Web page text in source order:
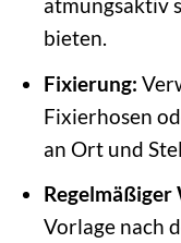
atmungsaktiv
bieten.
Fixierung:
Fixierhosen
an Ort und
Regelmäßiger
Vorlage nach